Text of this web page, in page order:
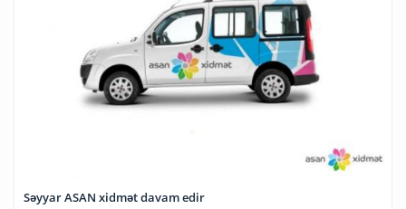
Səyyar ASAN xidmət davam edir